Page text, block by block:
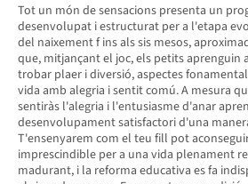
Tot un món de sensacions presenta un
desenvolupat i estructurat per a l'etapa
del naixement f ins als sis mesos,
que, mitjançant el joc, els petits aprenguin
trobar plaer i diversió, aspectes
vida amb alegria i sentit comú. A mesura
sentiràs l'alegria i l'entusiasme d'anar
desenvolupament satisfactori d'una
T'ensenyarem com el teu fill pot
imprescindible per a una vida plenament
madurant, i la reforma educativa es fa